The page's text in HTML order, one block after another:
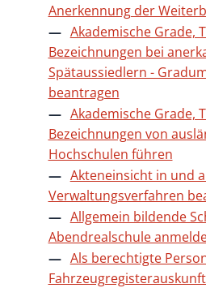
Anerkennung der
Akademische Grade,
Bezeichnungen bei
Spätaussiedlern -
beantragen
Akademische Grade,
Bezeichnungen von
Hochschulen führen
Akteneinsicht in und
Verwaltungsverfahren
Allgemein bildende
Abendrealschule
Als berechtigte